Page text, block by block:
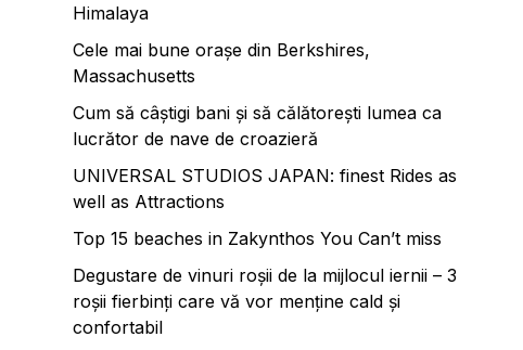
Himalaya
Cele mai bune orașe din Berkshires,
Massachusetts
Cum să câștigi bani și să călătorești lumea ca
lucrător de nave de croazieră
UNIVERSAL STUDIOS JAPAN: finest Rides as
well as Attractions
Top 15 beaches in Zakynthos You Can’t miss
Degustare de vinuri roșii de la mijlocul iernii – 3
roșii fierbinți care vă vor menține cald și
confortabil